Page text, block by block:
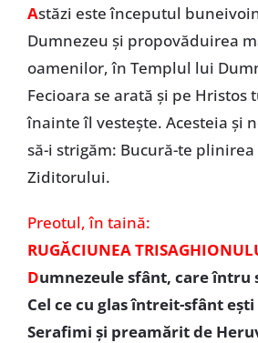
Astăzi este începutul
Dumnezeu și propovăduirea
oamenilor, în Templul lui
Fecioara se arată și pe Hristos
înainte îl vestește. Acesteia și
să-i strigăm: Bucură-te
Ziditorului.
Preotul, în taină:
RUGĂCIUNEA
Dumnezeule sfânt, care
Cel ce cu glas întreit-sfânt
Serafimi și preamărit de